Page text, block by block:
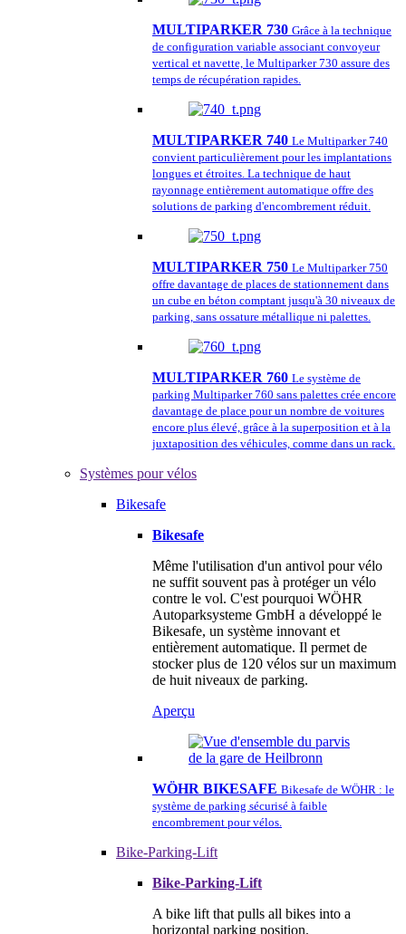
MULTIPARKER 730 Grâce à la technique
de configuration variable associant convoyeur
vertical et navette, le Multiparker 730 assure des
temps de récupération rapides.
MULTIPARKER 740 Le Multiparker 740
convient particulièrement pour les implantations
longues et étroites. La technique de haut
rayonnage entièrement automatique offre des
solutions de parking d'encombrement réduit.
MULTIPARKER 750 Le Multiparker 750
offre davantage de places de stationnement dans
un cube en béton comptant jusqu'à 30 niveaux de
parking, sans ossature métallique ni palettes.
MULTIPARKER 760 Le système de
parking Multiparker 760 sans palettes crée encore
davantage de place pour un nombre de voitures
encore plus élevé, grâce à la superposition et à la
juxtaposition des véhicules, comme dans un rack.
Systèmes pour vélos
Bikesafe
Bikesafe
Même l'utilisation d'un antivol pour vélo
ne suffit souvent pas à protéger un vélo
contre le vol. C'est pourquoi WÖHR
Autoparksysteme GmbH a développé le
Bikesafe, un système innovant et
entièrement automatique. Il permet de
stocker plus de 120 vélos sur un maximum
de huit niveaux de parking.
Aperçu
WÖHR BIKESAFE Bikesafe de WÖHR : le
système de parking sécurisé à faible
encombrement pour vélos.
Bike-Parking-Lift
Bike-Parking-Lift
A bike lift that pulls all bikes into a
horizontal parking position.